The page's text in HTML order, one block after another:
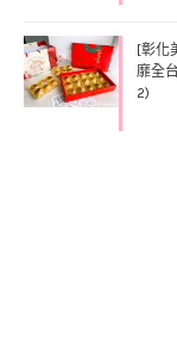
[彰化
靡全
2)